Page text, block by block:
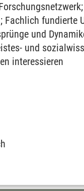
Fachlich
und
und
interessieren